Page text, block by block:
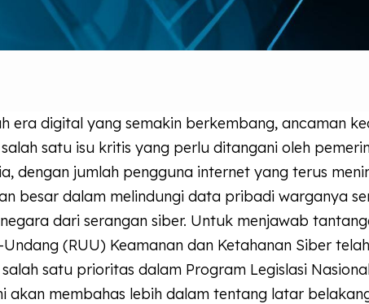
era digital yang semakin berkembang, ancaman
satu isu kritis yang perlu ditangani oleh
dengan jumlah pengguna internet yang terus
besar dalam melindungi data pribadi warganya
dari serangan siber. Untuk menjawab
(RUU) Keamanan dan Ketahanan Siber
satu prioritas dalam Program Legislasi
akan membahas lebih dalam tentang latar